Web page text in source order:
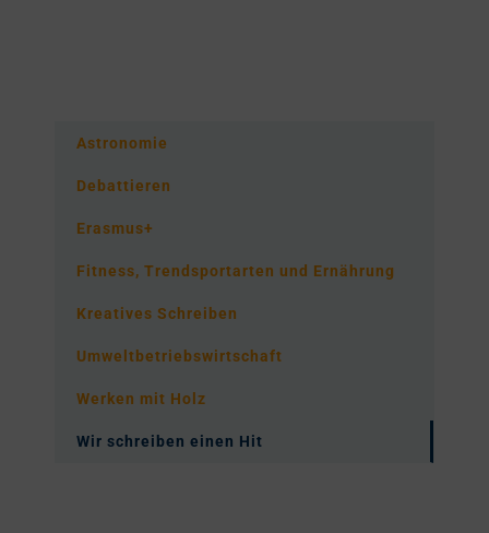
Astronomie
Debattieren
Erasmus+
Fitness, Trendsportarten und Ernährung
Kreatives Schreiben
Umweltbetriebswirtschaft
Werken mit Holz
Wir schreiben einen Hit